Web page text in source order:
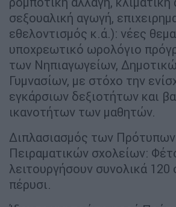
σεξουαλική αγωγή,
εθελοντισμός κ.ά.): νέες
υποχρεωτικό ωρολόγιο
των Νηπιαγωγείων,
Γυμνασίων, με στόχο την
εγκάρσιων δεξιοτήτων και
ικανοτήτων των μαθητών.
Διπλασιασμός των Πρότυπων
Πειραματικών σχολείων:
λειτουργήσουν συνολικά 120
πέρυσι.